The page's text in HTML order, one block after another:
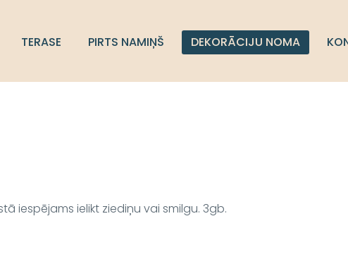
TERASE PIRTS NAMIŅŠ DEKORĀCIJU NOMA
iespējams ielikt ziediņu vai smilgu. 3gb.